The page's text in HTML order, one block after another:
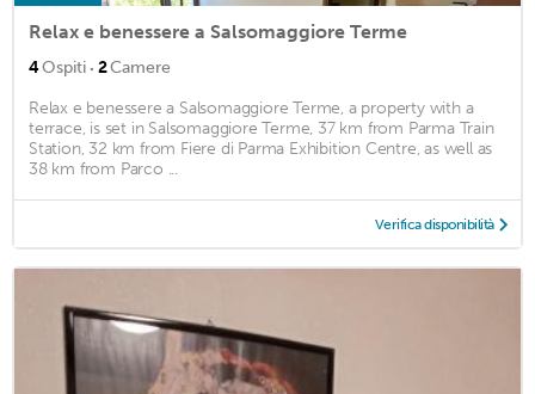
Relax e benessere a Salsomaggiore Terme
4Ospiti · 2Camere
Relax e benessere a Salsomaggiore Terme, a property with a
terrace, is set in Salsomaggiore Terme, 37 km from Parma Train
Station, 32 km from Fiere di Parma Exhibition Centre, as well as
38 km from Parco ...
Verifica disponibilità